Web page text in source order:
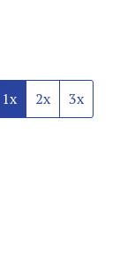
1x 2x 3x